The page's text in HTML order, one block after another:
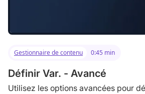
Gestionnaire de contenu 0:45 min
Définir Var. - Avancé
Utilisez les options avancées pour